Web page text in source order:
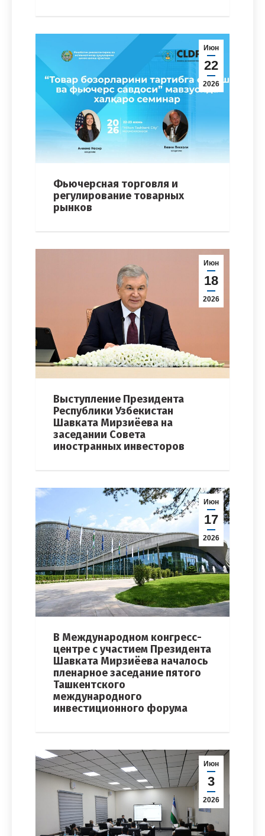
Июн
22
2026
Фьючерсная торговля и
регулирование товарных
рынков
Июн
18
2026
Выступление Президента
Республики Узбекистан
Шавката Мирзиёева на
заседании Совета
иностранных инвесторов
Июн
17
2026
В Международном конгресс-
центре с участием Президента
Шавката Мирзиёева началось
пленарное заседание пятого
Ташкентского
международного
инвестиционного форума
Июн
3
2026